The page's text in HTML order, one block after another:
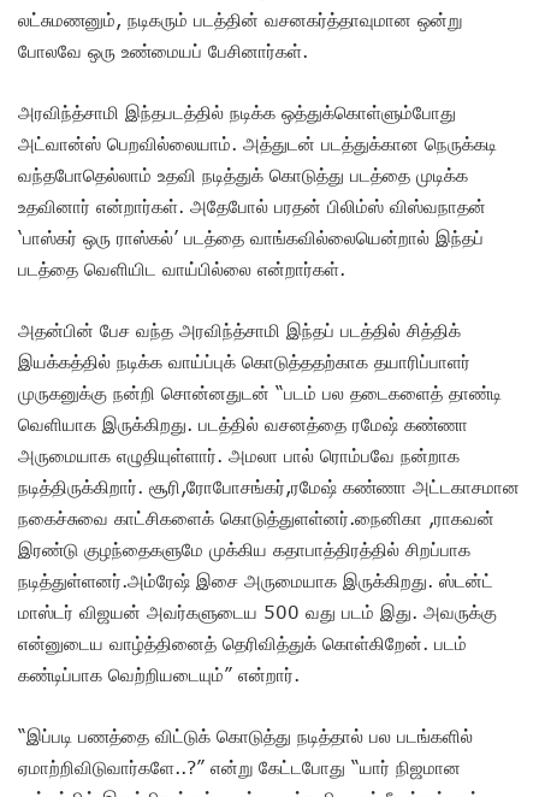
லட்சுமணனும், நடிகரும் படத்தின் வசனகர்த்தாவுமான ஒன்று
போலவே ஒரு உண்மையப் பேசினார்கள்.
அரவிந்த்சாமி இந்தபடத்தில் நடிக்க ஒத்துக்கொள்ளும்போது
அட்வான்ஸ் பெறவில்லையாம். அத்துடன் படத்துக்கான நெருக்கடி
வந்தபோதெல்லாம் உதவி நடித்துக் கொடுத்து படத்தை முடிக்க
உதவினார் என்றார்கள். அதேபோல் பரதன் பிலிம்ஸ் விஸ்வநாதன்
‘பாஸ்கர் ஒரு ராஸ்கல்’ படத்தை வாங்கவில்லையென்றால் இந்தப்
படத்தை வெளியிட வாய்பில்லை என்றார்கள்.
அதன்பின் பேச வந்த அரவிந்த்சாமி இந்தப் படத்தில் சித்திக்
இயக்கத்தில் நடிக்க வாய்ப்புக் கொடுத்ததற்காக தயாரிப்பாளர்
முருகனுக்கு நன்றி சொன்னதுடன் “படம் பல தடைகளைத் தாண்டி
வெளியாக இருக்கிறது. படத்தில் வசனத்தை ரமேஷ் கண்ணா
அருமையாக எழுதியுள்ளார். அமலா பால் ரொம்பவே நன்றாக
நடித்திருக்கிறார். சூரி,ரோபோசங்கர்,ரமேஷ் கண்ணா அட்டகாசமான
நகைச்சுவை காட்சிகளைக் கொடுத்துளள்னர்.நைனிகா ,ராகவன்
இரண்டு குழந்தைகளுமே முக்கிய கதாபாத்திரத்தில் சிறப்பாக
நடித்துள்ளனர்.அம்ரேஷ் இசை அருமையாக இருக்கிறது. ஸ்டன்ட்
மாஸ்டர் விஜயன் அவர்களுடைய 500 வது படம் இது. அவருக்கு
என்னுடைய வாழ்த்தினைத் தெரிவித்துக் கொள்கிறேன். படம்
கண்டிப்பாக வெற்றியடையும்” என்றார்.
“இப்படி பணத்தை விட்டுக் கொடுத்து நடித்தால் பல படங்களில்
ஏமாற்றிவிடுவார்களே..?” என்று கேட்டபோது “யார் நிஜமான